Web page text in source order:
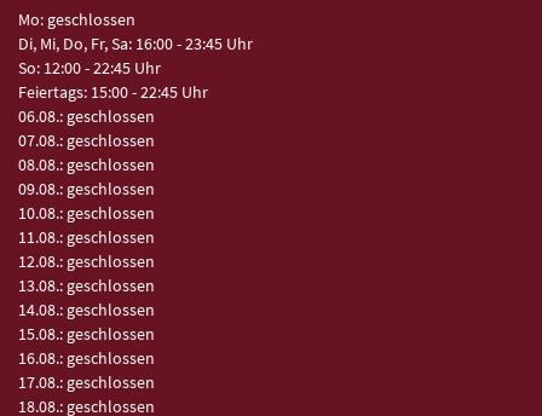
Mo: geschlossen
Di, Mi, Do, Fr, Sa: 16:00 - 23:45 Uhr
So: 12:00 - 22:45 Uhr
Feiertags: 15:00 - 22:45 Uhr
06.08.: geschlossen
07.08.: geschlossen
08.08.: geschlossen
09.08.: geschlossen
10.08.: geschlossen
11.08.: geschlossen
12.08.: geschlossen
13.08.: geschlossen
14.08.: geschlossen
15.08.: geschlossen
16.08.: geschlossen
17.08.: geschlossen
18.08.: geschlossen